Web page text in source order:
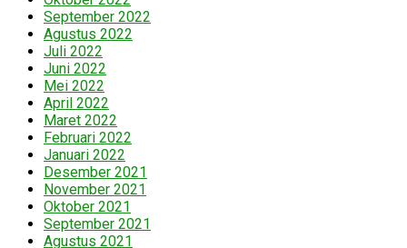
September 2022
Agustus 2022
Juli 2022
Juni 2022
Mei 2022
April 2022
Maret 2022
Februari 2022
Januari 2022
Desember 2021
November 2021
Oktober 2021
September 2021
Agustus 2021